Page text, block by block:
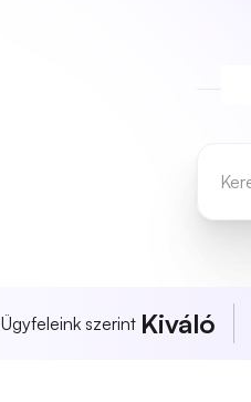
Ügyfeleink szerint Kiváló